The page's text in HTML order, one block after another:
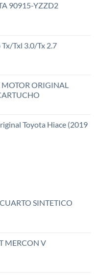
90915-YZZD2
Txl 3.0/Tx 2.7
MOTOR ORIGINAL
Toyota Hiace (2019
SINTETICO
MERCON V